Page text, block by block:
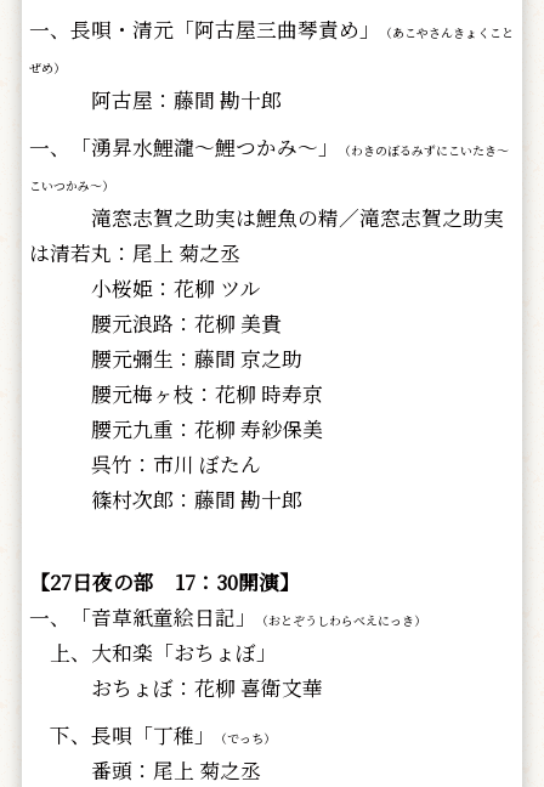
一、長唄・清元「阿古屋三曲琴責め」
（あこやさんきょくこと
ぜめ）
阿古屋：藤間 勘十郎
一、「湧昇水鯉瀧～鯉つかみ～」
（わきのぼるみずにこいたき～
こいつかみ～）
滝窓志賀之助実は鯉魚の精／滝窓志賀之助実
は清若丸：尾上 菊之丞
小桜姫：花柳 ツル
腰元浪路：花柳 美貴
腰元彌生：藤間 京之助
腰元梅ヶ枝：花柳 時寿京
腰元九重：花柳 寿紗保美
呉竹：市川 ぼたん
篠村次郎：藤間 勘十郎
【27日夜の部 17：30開演】
一、「音草紙童絵日記」
（おとぞうしわらべえにっき）
上、大和楽「おちょぼ」
おちょぼ：花柳 喜衛文華
下、長唄「丁稚」
（でっち）
番頭：尾上 菊之丞